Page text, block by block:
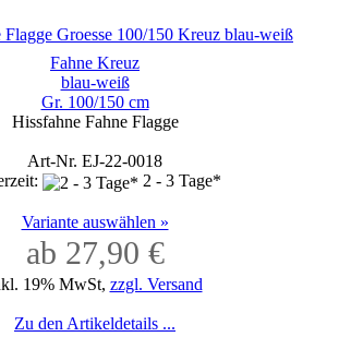
Fahne Kreuz
blau-weiß
Gr. 100/150 cm
Hissfahne Fahne Flagge
Art-Nr. EJ-22-0018
2 - 3 Tage*
Variante auswählen »
ab 27,90 €
19% MwSt, zzgl. Versand
Zu den Artikeldetails ...